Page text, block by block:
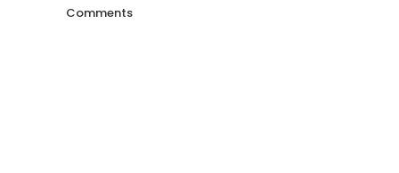
Comments